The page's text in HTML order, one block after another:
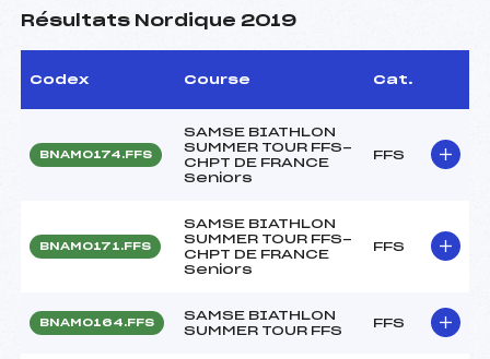
Résultats Nordique 2019
Codex Course Cat.
BNAM0174.FFS
SAMSE BIATHLON
SUMMER TOUR FFS-
CHPT DE FRANCE
Seniors
FFS
BNAM0171.FFS
SAMSE BIATHLON
SUMMER TOUR FFS-
CHPT DE FRANCE
Seniors
FFS
BNAM0164.FFS
SAMSE BIATHLON
SUMMER TOUR FFS
FFS